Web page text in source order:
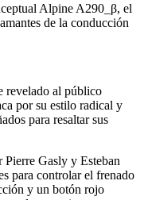
Alpine A290_β, el
de la conducción
revelado al público
por su estilo radical y
para resaltar sus
Gasly y Esteban
para controlar el frenado
y un botón rojo